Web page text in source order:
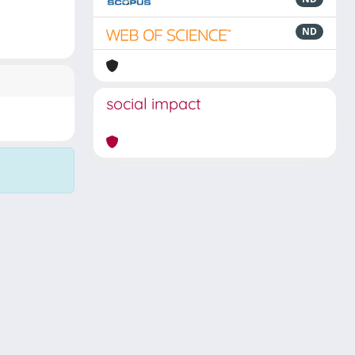
ND
social impact